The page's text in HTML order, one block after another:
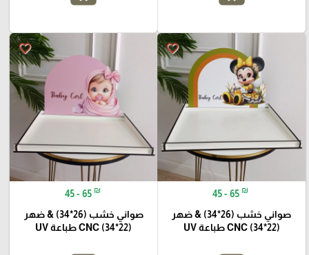
favorite_border
45 - 65 ₪
صواني خشب (26*34) & ضهر
(22*34) CNC طباعة UV
favorite_border
45 - 65 ₪
صواني خشب (26*34) & ضهر
(22*34) CNC طباعة UV